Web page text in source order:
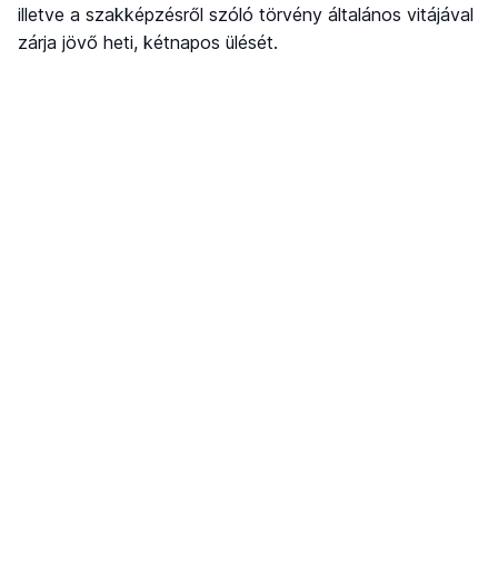
illetve a szakképzésről szóló törvény általános vitájával
zárja jövő heti, kétnapos ülését.